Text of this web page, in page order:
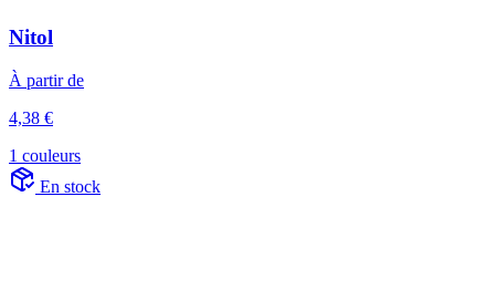
Nitol
À partir de
4,38 €
1 couleurs
En stock